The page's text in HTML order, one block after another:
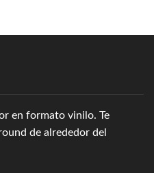
en formato vinilo. Te
de alrededor del